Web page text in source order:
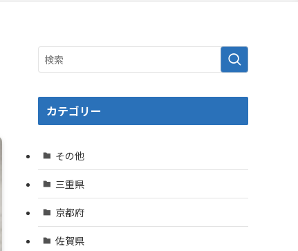
カテゴリー
その他
三重県
京都府
佐賀県